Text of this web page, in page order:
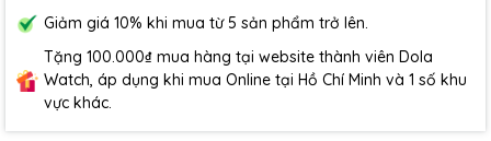
Giảm giá 10% khi mua từ 5 sản phẩm trở lên.
Tặng 100.000₫ mua hàng tại website thành viên Dola
Watch, áp dụng khi mua Online tại Hồ Chí Minh và 1 số khu
vực khác.